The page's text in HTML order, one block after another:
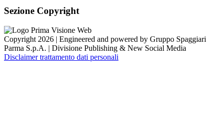
Sezione Copyright
Copyright 2026 | Engineered and powered by Gruppo Spaggiari
Parma S.p.A. | Divisione Publishing & New Social Media
Disclaimer trattamento dati personali